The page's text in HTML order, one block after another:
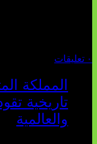
٠ تعليقات
المملكة
تاريخية
والعالمية